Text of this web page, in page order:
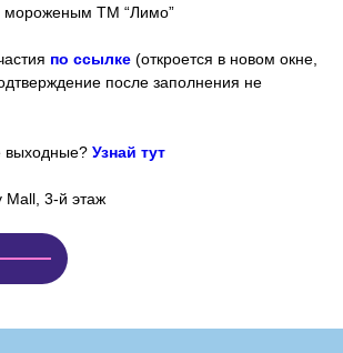
мороженым ТМ “Лимо”
по ссылке (откроется в новом окне,
после заполнения не
выходные? Узнай тут
3-й этаж